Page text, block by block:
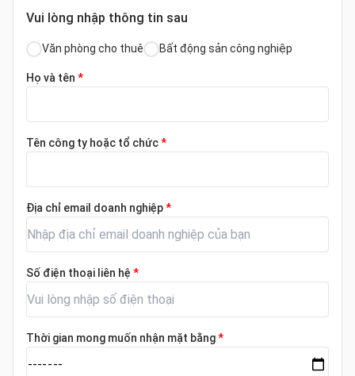
Vui lòng nhập thông tin sau
Văn phòng cho thuê Bất động sản công nghiệp
Họ và tên *
Tên công ty hoặc tổ chức*
Địa chỉ email doanh nghiệp*
Số điện thoại liên hệ *
Thời gian mong muốn nhận mặt bằng*